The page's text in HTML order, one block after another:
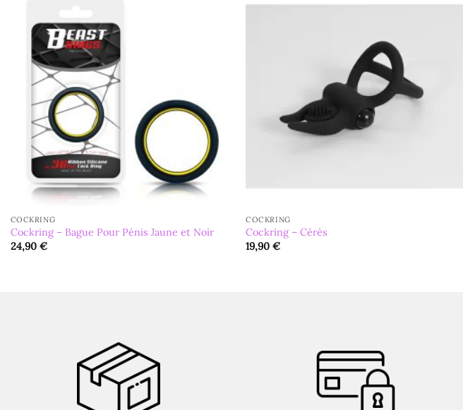
COCKRING
Cockring – Bague Pour Pénis Jaune et Noir
24,90 €
COCKRING
Cockring – Cérès
19,90€